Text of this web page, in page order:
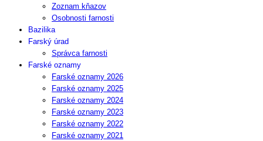
Zoznam kňazov
Osobnosti farnosti
Bazilika
Farský úrad
Správca farnosti
Farské oznamy
Farské oznamy 2026
Farské oznamy 2025
Farské oznamy 2024
Farské oznamy 2023
Farské oznamy 2022
Farské oznamy 2021